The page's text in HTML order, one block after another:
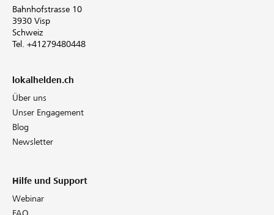
Bahnhofstrasse 10
3930 Visp
Schweiz
Tel. +41279480448
lokalhelden.ch
Über uns
Unser Engagement
Blog
Newsletter
Hilfe und Support
Webinar
FAQ